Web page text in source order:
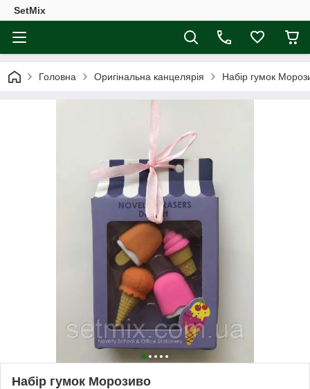
SetMix
Головна Оригінальна канцелярія Набір гумок
Набір гумок Морозиво